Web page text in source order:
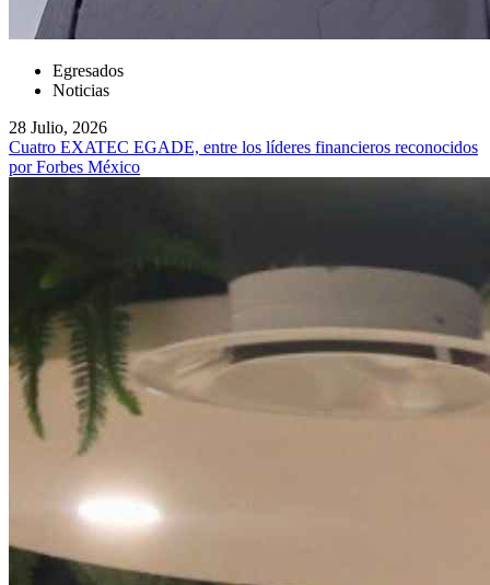
Egresados
Noticias
28 Julio, 2026
Cuatro EXATEC EGADE, entre los líderes financieros reconocidos
por Forbes México